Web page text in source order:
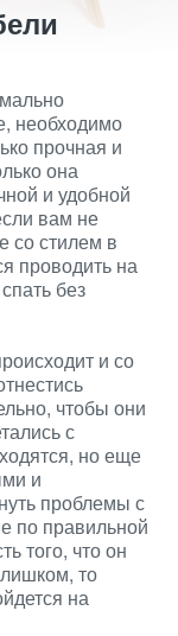
необходимо
прочная и
она
и удобной
вам не
со стилем в
проводить на
без
и со
чтобы они
с
но еще
и
проблемы с
по правильной
того, что он
то
на